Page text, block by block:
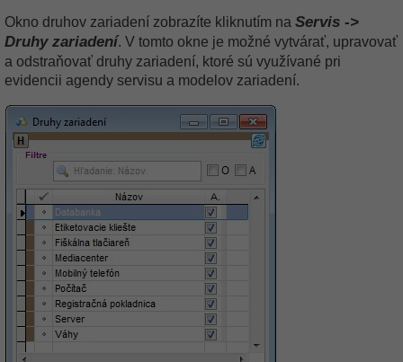
Okno druhov zariadení zobrazíte kliknutím na Servis ->
Druhy zariadení. V tomto okne je možné vytvárať, upravovať
a odstraňovať druhy zariadení, ktoré sú využívané pri
evidencii agendy servisu a modelov zariadení.